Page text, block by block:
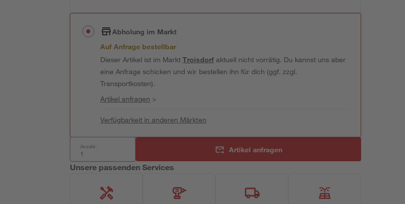
Abholung im Markt
Auf Anfrage bestellbar
Dieser Artikel ist im MarktTroisdorfaktuell nicht vorrätig. Du kannst uns aber
eine Anfrage schicken und wir bestellen ihn für dich (ggf. zzgl.
Transportkosten).
Artikel anfragen >
Verfügbarkeit in anderen Märkten
Anzahl: Artikel anfragen
Unsere passenden Services